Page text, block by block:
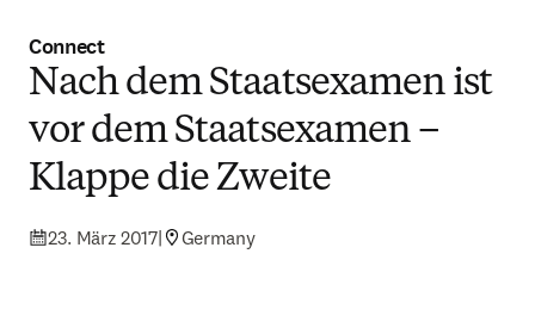
Connect
Nach dem Staatsexamen ist
vor dem Staatsexamen –
Klappe die Zweite
23. März 2017| Germany